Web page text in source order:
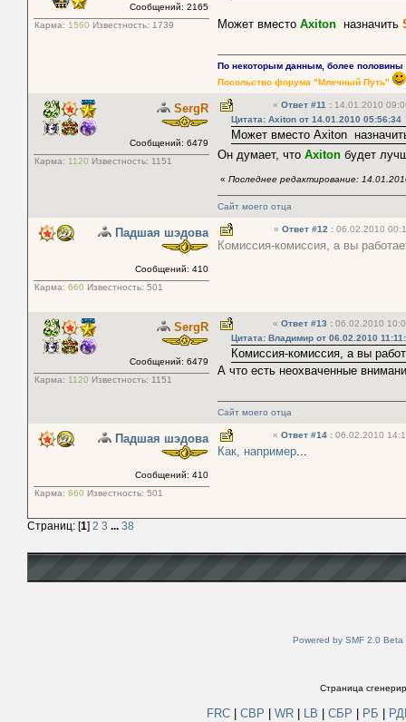
Сообщений: 2165
Карма: 1560 Известность: 1739 Может вместо Axiton назначить
По некоторым данным, более половины
Посольство форума "Млечный Путь"
SergR
Сообщений: 6479
Карма: 1120 Известность: 1151
« Ответ #11 : 14.01.2010
Цитата: Axiton от 14.01.2010 05:56:34
Может вместо Axiton
Он думает, что Axiton будет
« Последнее редактирование:
Сайт моего отца
Падшая шэдова
Сообщений: 410
Карма: 660 Известность: 501
« Ответ #12 : 06.02.2010
Комиссия-комиссия, а вы
SergR
Сообщений: 6479
Карма: 1120 Известность: 1151
« Ответ #13 : 06.02.2010
Цитата: Владимир от 06.02.2010
Комиссия-комиссия, а вы
А что есть неохваченные
Сайт моего отца
Падшая шэдова
Сообщений: 410
Карма: 660 Известность: 501
« Ответ #14 : 06.02.2010
Как, например...
Страниц: [1] 2 3 ... 38
Powered by SMF 2.0 Beta
Страница
FRC СВР WR LB СБР РБ